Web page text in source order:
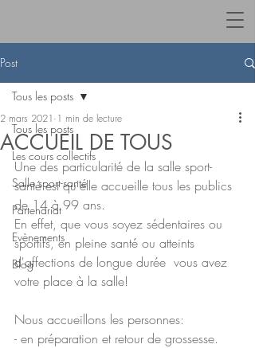
Post
Tous les posts
Les cours collectifs
Salle sport-santé
Partenariat
Evènements
Blog
Tous les posts
ACCUEIL DE TOUS
2 mars 2021 1 min de lecture
Une des particularité de la salle sport-
santé est qu'elle accueille tous les publics
de 14 à 99 ans.
En effet, que vous soyez sédentaires ou
sportifs, en pleine santé ou atteints
d'affections de longue durée  vous avez
votre place à la salle!
Nous accueillons les personnes:
- en préparation et retour de grossesse.